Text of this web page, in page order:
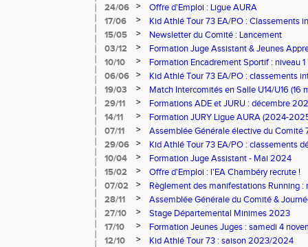
24/06 >
Offre d'Emploi : Ligue AURA
17/06
>
Kid Athlé Tour 73 EA/PO : Classements
15/05
>
Newsletter du Comité : Lancement
03/12
>
Formation Juge Assistant & Jeunes
Aix-les-Bains
10/10 >
Formation Encadrement Sportif : niveau
2025 à Pontcharra)
06/06 >
Kid Athlé Tour 73 EA/PO : classements
19/03
>
Match Intercomités en Salle U14/U16 (16
29/11
>
Formations ADE et JURU : décembre
14/11
>
Formation JURY Ligue AURA (2024-
07/11
>
Assemblée Générale élective du Comité
29/06
>
Kid Athlé Tour 73 EA/PO : classements
10/04
>
Formation Juge Assistant - Mai 2024
15/02
>
Offre d'Emploi : l'EA Chambéry recrute !
07/02
>
Règlement des manifestations Running :
28/11
>
Assemblée Générale du Comité &
27/10
>
Stage Départemental Minimes 2023
17/10
>
Formation Jeunes Juges : samedi 4
12/10
>
Kid Athlé Tour 73 : saison 2023/2024